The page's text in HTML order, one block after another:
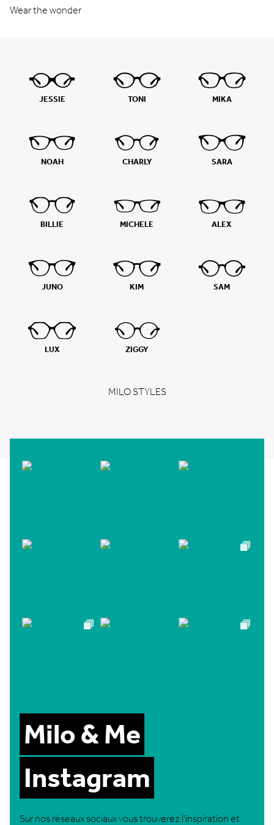
Wear the wonder
JESSIE TONI MIKA
NOAH CHARLY SARA
BILLIE MICHELE ALEX
JUNO KIM SAM
LUX ZIGGY
MILO STYLES
Milo & Me
Instagram
Sur nos réseaux sociaux vous trouverez l’inspiration et